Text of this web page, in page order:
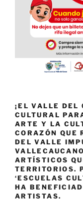
¡EL VALLE DEL
CULTURAL
ARTE Y LA
CORAZÓN QUE
DEL VALLE
ARTÍSTICOS
TERRITORIOS.
‘ESCUELAS
HA
ARTISTAS.